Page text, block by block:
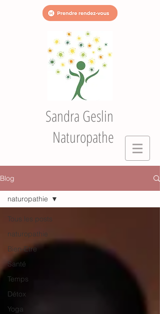
Sandra Geslin
Naturopathe
Blog
Tous les posts
naturopathie
Bien-Etre
Santé
Temps
Détox
Yoga
naturopathie